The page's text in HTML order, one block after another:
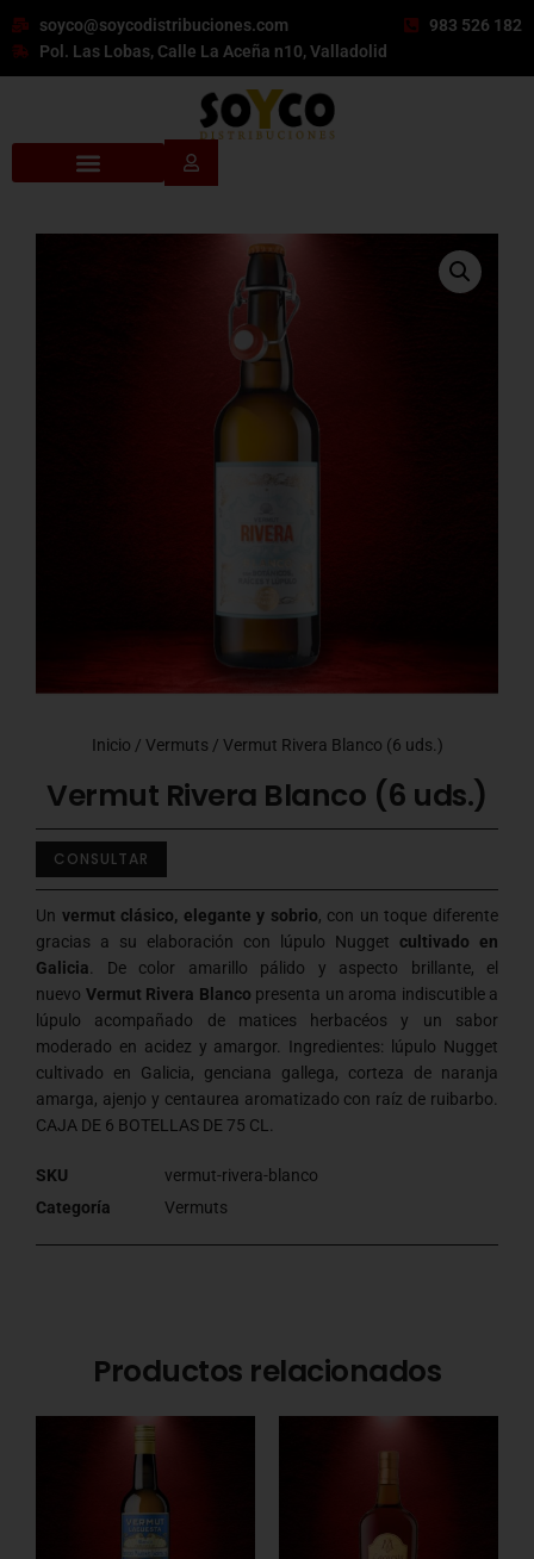
soyco@soycodistribuciones.com
983 526 182
Pol. Las Lobas, Calle La Aceña n10, Valladolid
Inicio / Vermuts / Vermut Rivera Blanco (6 uds.)
Vermut Rivera Blanco (6 uds.)
CONSULTAR
Un vermut clásico, elegante y sobrio, con un toque diferente
gracias a su elaboración con lúpulo Nugget cultivado en
Galicia. De color amarillo pálido y aspecto brillante, el
nuevo Vermut Rivera Blanco presenta un aroma indiscutible a
lúpulo acompañado de matices herbacéos y un sabor
moderado en acidez y amargor. Ingredientes: lúpulo Nugget
cultivado en Galicia, genciana gallega, corteza de naranja
amarga, ajenjo y centaurea aromatizado con raíz de ruibarbo.
CAJA DE 6 BOTELLAS DE 75 CL.
SKU
vermut-rivera-blanco
Categoría
Vermuts
Productos relacionados